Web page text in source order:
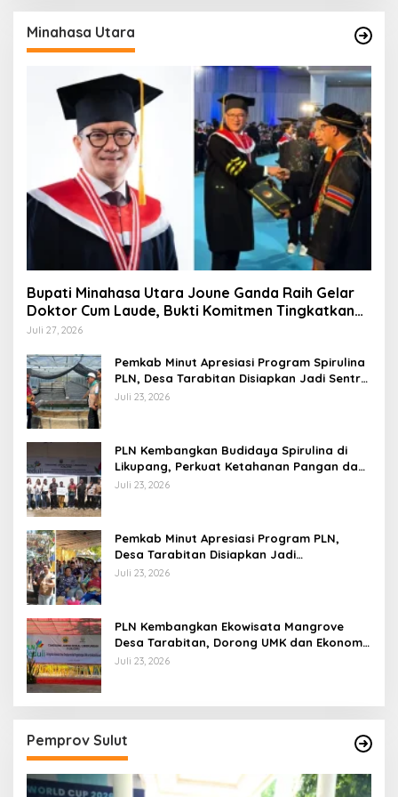
Minahasa Utara
Bupati Minahasa Utara Joune Ganda Raih Gelar
Doktor Cum Laude, Bukti Komitmen Tingkatkan
Kualitas Kepemimpinan
Juli 27, 2026
Pemkab Minut Apresiasi Program Spirulina
PLN, Desa Tarabitan Disiapkan Jadi Sentra
Pangan Berbasis Energi Bersih
Juli 23, 2026
PLN Kembangkan Budidaya Spirulina di
Likupang, Perkuat Ketahanan Pangan dan
Ekonomi Masyarakat
Juli 23, 2026
Pemkab Minut Apresiasi Program PLN,
Desa Tarabitan Disiapkan Jadi
Percontohan Ekowisata Berdaya Saing
Juli 23, 2026
PLN Kembangkan Ekowisata Mangrove
Desa Tarabitan, Dorong UMK dan Ekonomi
Berkelanjutan di Likupang
Juli 23, 2026
Pemprov Sulut